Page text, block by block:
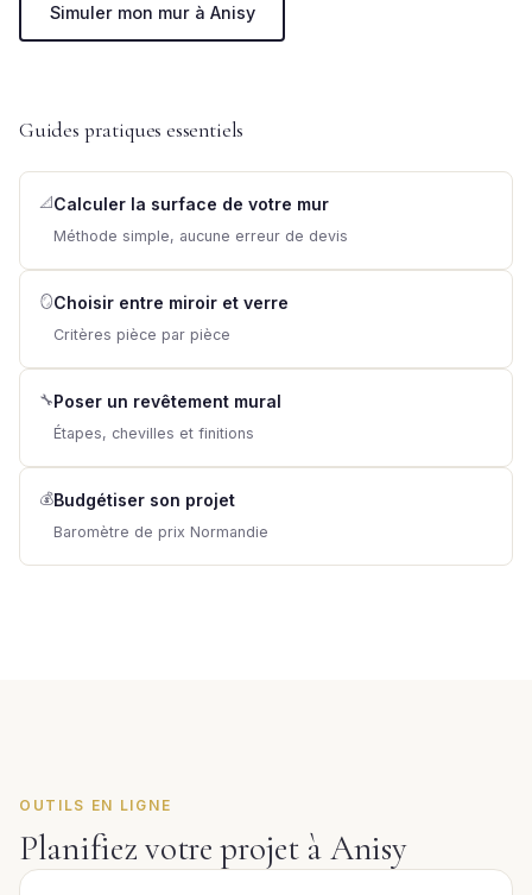
Simuler mon mur à Anisy
Guides pratiques essentiels
📐 Calculer la surface de votre mur
Méthode simple, aucune erreur de devis
🪞Choisir entre miroir et verre
Critères pièce par pièce
🔧Poser un revêtement mural
Étapes, chevilles et finitions
💰Budgétiser son projet
Baromètre de prix Normandie
OUTILS EN LIGNE
Planifiez votre projet à Anisy